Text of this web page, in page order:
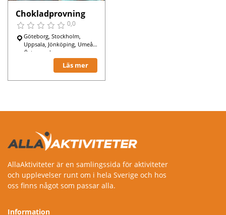
Chokladprovning
0,0
Göteborg, Stockholm,
Uppsala, Jönköping, Umeå,
Östersund,
Läs mer
AllaAktiviteter är en samlingssida för aktiviteter
och upplevelser runt om i hela Sverige och hos
oss finns något som passar alla.
Information